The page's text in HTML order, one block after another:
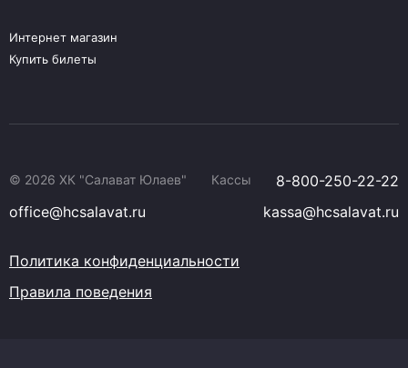
Интернет магазин
Купить билеты
© 2026 ХК "Салават Юлаев" Кассы
8-800-250-22-22
office@hcsalavat.ru
kassa@hcsalavat.ru
Политика конфиденциальности
Правила поведения